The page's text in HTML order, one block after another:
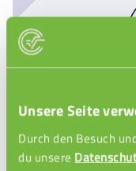
Unsere Seite
Durch den Besuch
du unsere
Einführung